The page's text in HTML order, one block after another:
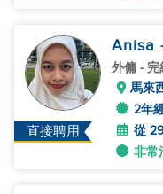
直接聘用
Anisa
外傭 - 完
馬來
2年
從
非常